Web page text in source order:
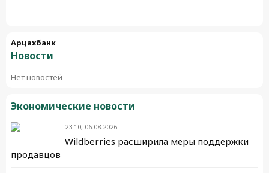
Арцахбанк
Новости
Нет новостей
Экономические новости
23:10, 06.08.2026
Wildberries расширила меры поддержки
продавцов